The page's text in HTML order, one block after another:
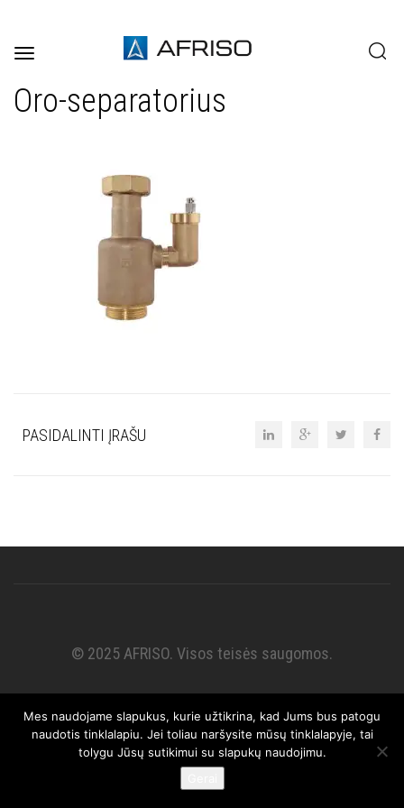
Toggle
Oro-separatorius
PASIDALINTI ĮRAŠU
© 2025 AFRISO. Visos teisės saugomos.
Mes naudojame slapukus, kurie užtikrina, kad Jums bus patogu
naudotis tinklalapiu. Jei toliau naršysite mūsų tinklalapyje, tai
tolygu Jūsų sutikimui su slapukų naudojimu.